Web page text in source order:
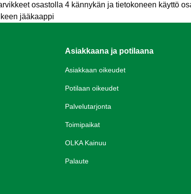
osastolla 4 kännykän ja tietokoneen käyttö
jääkaappi
Asiakkaana ja potilaana
Asiakkaan oikeudet
Potilaan oikeudet
Palvelutarjonta
Toimipaikat
OLKA Kainuu
Palaute